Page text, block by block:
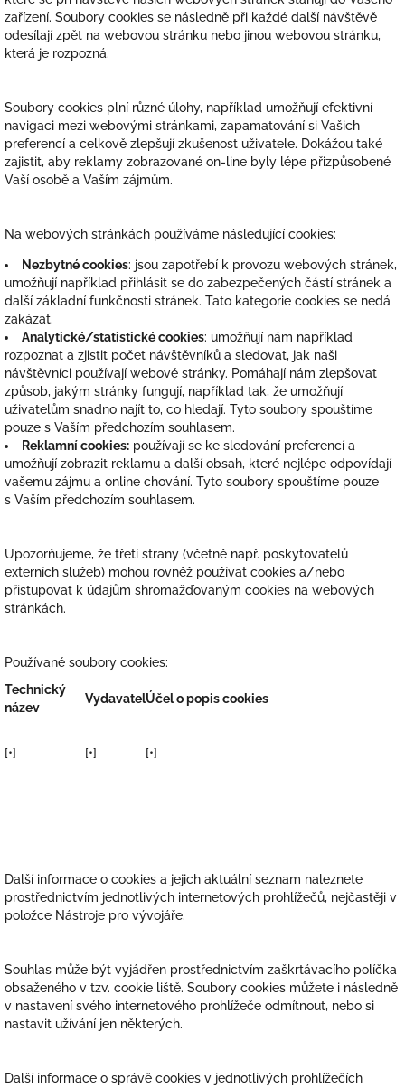
zařízení. Soubory cookies se následně při každé další návštěvě
odesílají zpět na webovou stránku nebo jinou webovou stránku,
která je rozpozná.
Soubory cookies plní různé úlohy, například umožňují efektivní
navigaci mezi webovými stránkami, zapamatování si Vašich
preferencí a celkově zlepšují zkušenost uživatele. Dokážou také
zajistit, aby reklamy zobrazované on-line byly lépe přizpůsobené
Vaší osobě a Vaším zájmům.
Na webových stránkách používáme následující cookies:
Nezbytné cookies: jsou zapotřebí k provozu webových stránek,
umožňují například přihlásit se do zabezpečených částí stránek a
další základní funkčnosti stránek. Tato kategorie cookies se nedá
zakázat.
Analytické/statistické cookies: umožňují nám například
rozpoznat a zjistit počet návštěvníků a sledovat, jak naši
návštěvníci používají webové stránky. Pomáhají nám zlepšovat
způsob, jakým stránky fungují, například tak, že umožňují
uživatelům snadno najít to, co hledají. Tyto soubory spouštíme
pouze s Vaším předchozím souhlasem.
Reklamní cookies: používají se ke sledování preferencí a
umožňují zobrazit reklamu a další obsah, které nejlépe odpovídají
vašemu zájmu a online chování. Tyto soubory spouštíme pouze
s Vaším předchozím souhlasem.
Upozorňujeme, že třetí strany (včetně např. poskytovatelů
externích služeb) mohou rovněž používat cookies a/nebo
přistupovat k údajům shromažďovaným cookies na webových
stránkách.
Používané soubory cookies:
Technický
název
VydavatelÚčel o popis cookies
[•] [•] [•]
Další informace o cookies a jejich aktuální seznam naleznete
prostřednictvím jednotlivých internetových prohlížečů, nejčastěji v
položce Nástroje pro vývojáře.
Souhlas může být vyjádřen prostřednictvím zaškrtávacího políčka
obsaženého v tzv. cookie liště. Soubory cookies můžete i následně
v nastavení svého internetového prohlížeče odmítnout, nebo si
nastavit užívání jen některých.
Další informace o správě cookies v jednotlivých prohlížečích